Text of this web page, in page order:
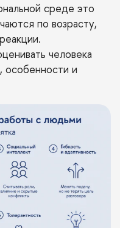
среде это
по возрасту,
человека
особенности и